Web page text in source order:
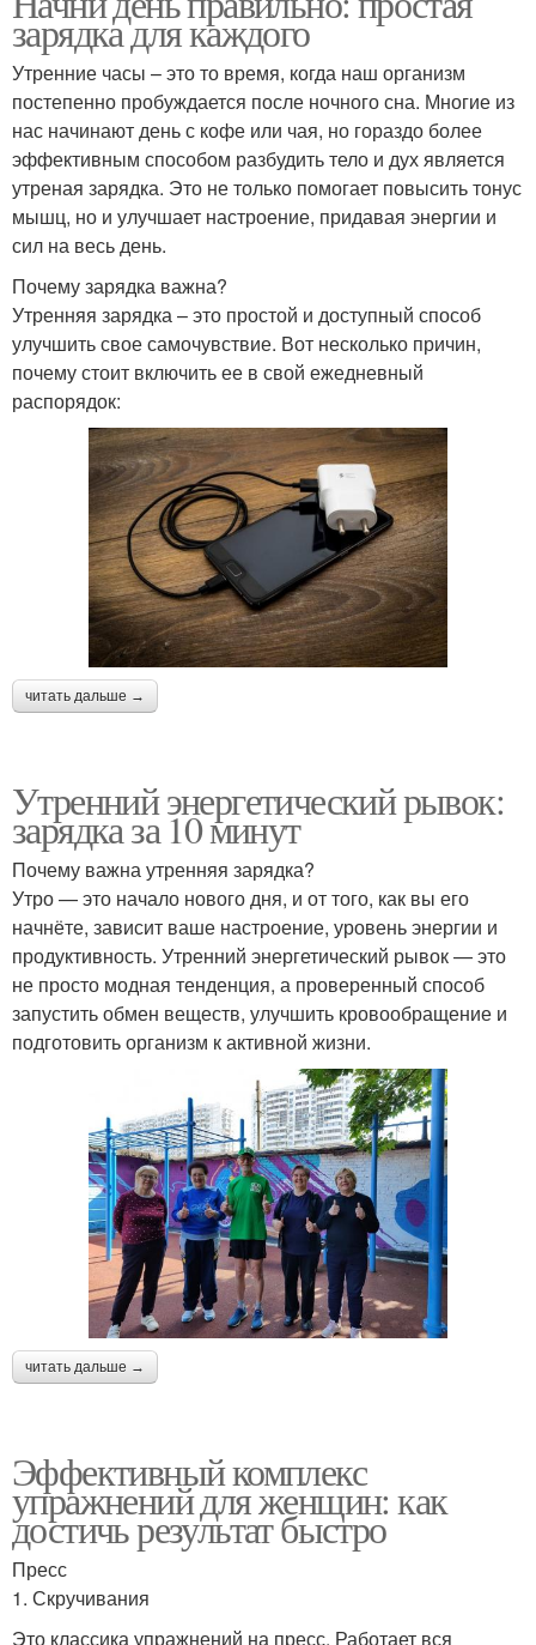
зарядка для каждого
Утренние часы – это то время, когда наш организм
постепенно пробуждается после ночного сна. Многие из
нас начинают день с кофе или чая, но гораздо более
эффективным способом разбудить тело и дух является
утреная зарядка. Это не только помогает повысить тонус
мышц, но и улучшает настроение, придавая энергии и
сил на весь день.
Почему зарядка важна?
Утренняя зарядка – это простой и доступный способ
улучшить свое самочувствие. Вот несколько причин,
почему стоит включить ее в свой ежедневный
распорядок:
читать дальше →
Утренний энергетический рывок:
зарядка за 10 минут
Почему важна утренняя зарядка?
Утро — это начало нового дня, и от того, как вы его
начнёте, зависит ваше настроение, уровень энергии и
продуктивность. Утренний энергетический рывок — это
не просто модная тенденция, а проверенный способ
запустить обмен веществ, улучшить кровообращение и
подготовить организм к активной жизни.
читать дальше →
Эффективный комплекс
упражнений для женщин: как
достичь результат быстро
Пресс
1. Скручивания
Это классика упражнений на пресс. Работает вся